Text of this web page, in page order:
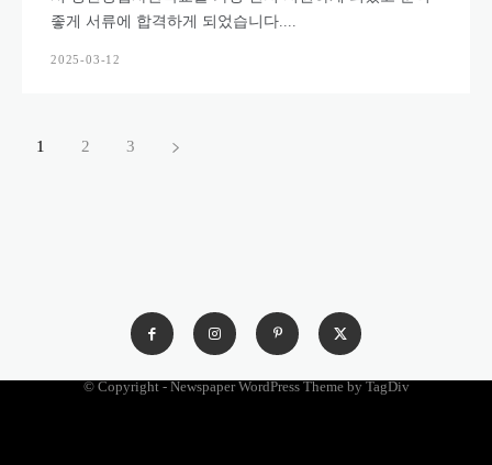
좋게 서류에 합격하게 되었습니다....
2025-03-12
1 2 3
© Copyright - Newspaper WordPress Theme by TagDiv